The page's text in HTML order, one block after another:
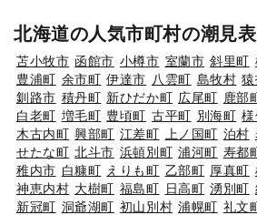
北海道の人気市町村の潮見
苫小牧市 函館市 小樽市 室蘭市 斜里町
豊浦町 余市町 伊達市 八雲町 島牧村
釧路市 積丹町 新ひだか町 広尾町 鹿部
白老町 増毛町 豊頃町 古平町 別海町
木古内町 興部町 江差町 上ノ国町 泊村
せたな町 北斗市 浜頓別町 浦河町 寿都
稚内市 白糠町 えりも町 乙部町 厚真町
神恵内村 大樹町 福島町 日高町 湧別町
新冠町 洞爺湖町 初山別村 浦幌町 礼文